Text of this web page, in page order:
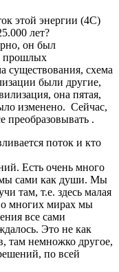
этой энергии (4С)
лет?
он был
прошлых
существования, схема
были другие,
она пятая,
изменено. Сейчас,
преобразовывать .
поток и кто
Есть очень много
мы сами как души. Мы
там, т.е. здесь малая
многих мирах мы
все сами
Это не как
там немножко другое,
по всей